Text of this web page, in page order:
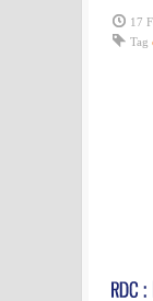
17
Tag